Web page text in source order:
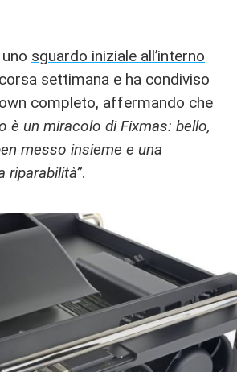
sguardo iniziale all’interno
settimana e ha condiviso
completo, affermando che
è un miracolo di Fixmas: bello,
messo insieme e una
riparabilità”.